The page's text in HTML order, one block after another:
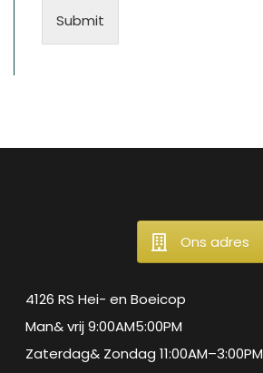
Submit
Ons adres
4126 RS Hei- en Boeicop
Man& vrij 9:00AM5:00PM
Zaterdag& Zondag 11:00AM–3:00PM